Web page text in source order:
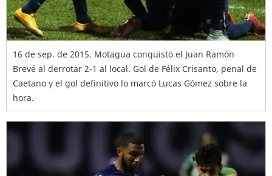
16 de sep. de 2015. Motagua conquistó el Juan Ramón
Brevé al derrotar 2-1 al local. Gol de Félix Crisanto, penal de
Caetano y el gol definitivo lo marcó Lucas Gómez sobre la
hora.